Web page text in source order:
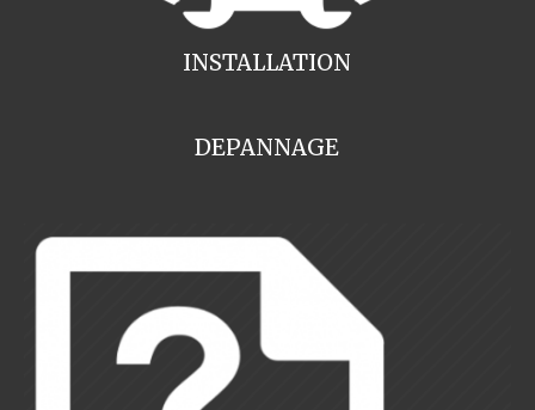
INSTALLATION
DEPANNAGE